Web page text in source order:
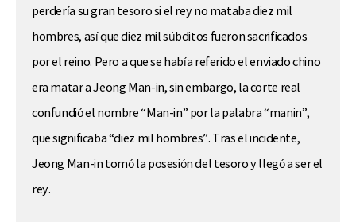
perdería su gran tesoro si el rey no mataba diez mil
hombres, así que diez mil súbditos fueron sacrificados
por el reino. Pero a que se había referido el enviado chino
era matar a Jeong Man-in, sin embargo, la corte real
confundió el nombre “Man-in” por la palabra “manin”,
que significaba “diez mil hombres”. Tras el incidente,
Jeong Man-in tomó la posesión del tesoro y llegó a ser el
rey.